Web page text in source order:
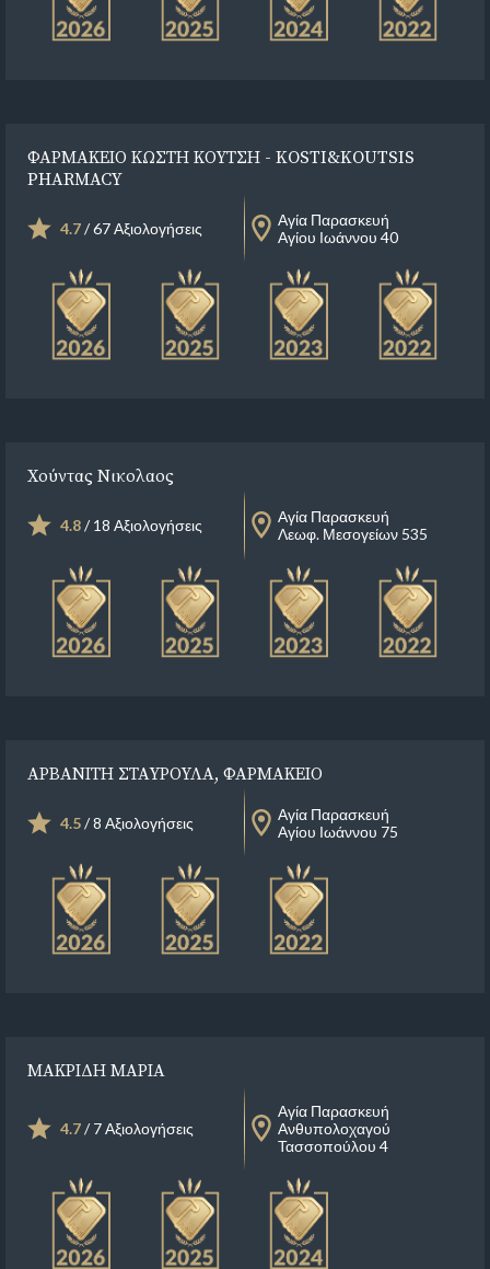
ΦΑΡΜΑΚΕΙΟ ΚΩΣΤΗ ΚΟΥΤΣΗ - KOSTI&KOUTSIS
PHARMACY
4.7/ 67 Αξιολογήσεις
Αγία Παρασκευή
Αγίου Ιωάννου 40
Χούντας Νικολαος
4.8/ 18 Αξιολογήσεις
Αγία Παρασκευή
Λεωφ. Μεσογείων 535
ΑΡΒΑΝΙΤΗ ΣΤΑΥΡΟΥΛΑ, ΦΑΡΜΑΚΕΙΟ
4.5/ 8 Αξιολογήσεις
Αγία Παρασκευή
Αγίου Ιωάννου 75
ΜΑΚΡΙΔΗ ΜΑΡΙΑ
4.7/ 7 Αξιολογήσεις
Αγία Παρασκευή
Ανθυπολοχαγού
Τασσοπούλου 4